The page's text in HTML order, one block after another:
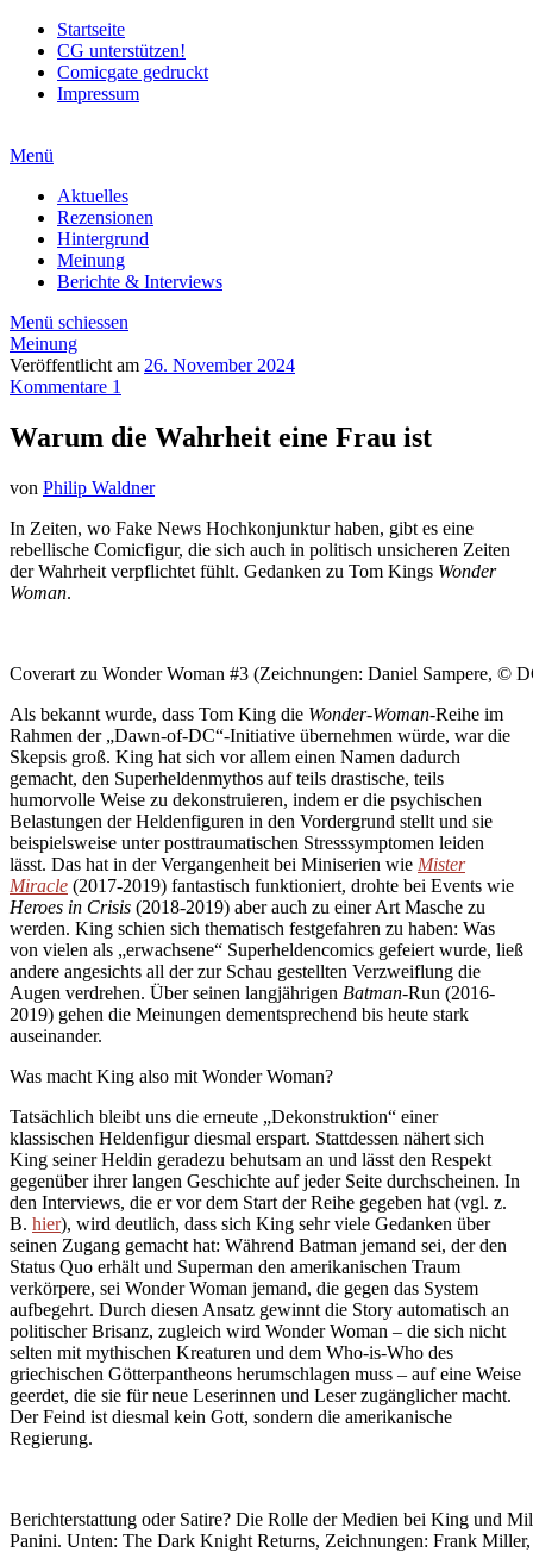
Startseite
CG unterstützen!
Comicgate gedruckt
Impressum
Menü
Aktuelles
Rezensionen
Hintergrund
Meinung
Berichte & Interviews
Menü schiessen
Meinung
Veröffentlicht am 26. November 2024
Kommentare 1
Warum die Wahrheit eine Frau ist
von Philip Waldner
In Zeiten, wo Fake News Hochkonjunktur haben, gibt es eine
rebellische Comicfigur, die sich auch in politisch unsicheren Zeiten
der Wahrheit verpflichtet fühlt. Gedanken zu Tom Kings Wonder
Woman.
Coverart zu Wonder Woman #3 (Zeichnungen: Daniel Sampere, ©
Als bekannt wurde, dass Tom King die Wonder-Woman-Reihe im
Rahmen der „Dawn-of-DC“-Initiative übernehmen würde, war die
Skepsis groß. King hat sich vor allem einen Namen dadurch
gemacht, den Superheldenmythos auf teils drastische, teils
humorvolle Weise zu dekonstruieren, indem er die psychischen
Belastungen der Heldenfiguren in den Vordergrund stellt und sie
beispielsweise unter posttraumatischen Stresssymptomen leiden
lässt. Das hat in der Vergangenheit bei Miniserien wie Mister
Miracle (2017-2019) fantastisch funktioniert, drohte bei Events wie
Heroes in Crisis (2018-2019) aber auch zu einer Art Masche zu
werden. King schien sich thematisch festgefahren zu haben: Was
von vielen als „erwachsene“ Superheldencomics gefeiert wurde, ließ
andere angesichts all der zur Schau gestellten Verzweiflung die
Augen verdrehen. Über seinen langjährigen Batman-Run (2016-
2019) gehen die Meinungen dementsprechend bis heute stark
auseinander.
Was macht King also mit Wonder Woman?
Tatsächlich bleibt uns die erneute „Dekonstruktion“ einer
klassischen Heldenfigur diesmal erspart. Stattdessen nähert sich
King seiner Heldin geradezu behutsam an und lässt den Respekt
gegenüber ihrer langen Geschichte auf jeder Seite durchscheinen. In
den Interviews, die er vor dem Start der Reihe gegeben hat (vgl. z.
B. hier), wird deutlich, dass sich King sehr viele Gedanken über
seinen Zugang gemacht hat: Während Batman jemand sei, der den
Status Quo erhält und Superman den amerikanischen Traum
verkörpere, sei Wonder Woman jemand, die gegen das System
aufbegehrt. Durch diesen Ansatz gewinnt die Story automatisch an
politischer Brisanz, zugleich wird Wonder Woman – die sich nicht
selten mit mythischen Kreaturen und dem Who-is-Who des
griechischen Götterpantheons herumschlagen muss – auf eine Weise
geerdet, die sie für neue Leserinnen und Leser zugänglicher macht.
Der Feind ist diesmal kein Gott, sondern die amerikanische
Regierung.
Berichterstattung oder Satire? Die Rolle der Medien bei King und
Panini. Unten: The Dark Knight Returns, Zeichnungen: Frank